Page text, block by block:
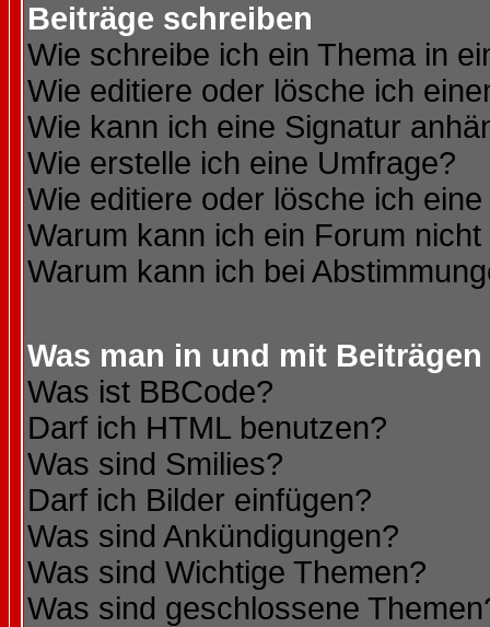
Beiträge schreiben
Wie schreibe ich ein Thema in
Wie editiere oder lösche ich
Wie kann ich eine Signatur
Wie erstelle ich eine Umfrage?
Wie editiere oder lösche ich
Warum kann ich ein Forum
Warum kann ich bei
Was man in und mit
Was ist BBCode?
Darf ich HTML benutzen?
Was sind Smilies?
Darf ich Bilder einfügen?
Was sind Ankündigungen?
Was sind Wichtige Themen?
Was sind geschlossene